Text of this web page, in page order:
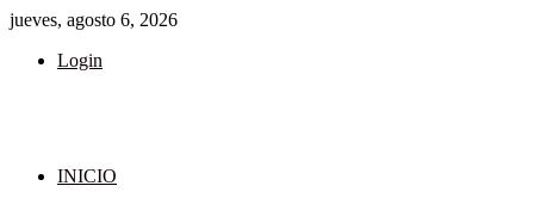
jueves, agosto 6, 2026
Login
INICIO